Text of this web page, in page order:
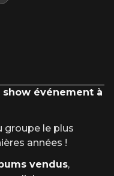
show événement à
groupe le plus
années !
vendus,